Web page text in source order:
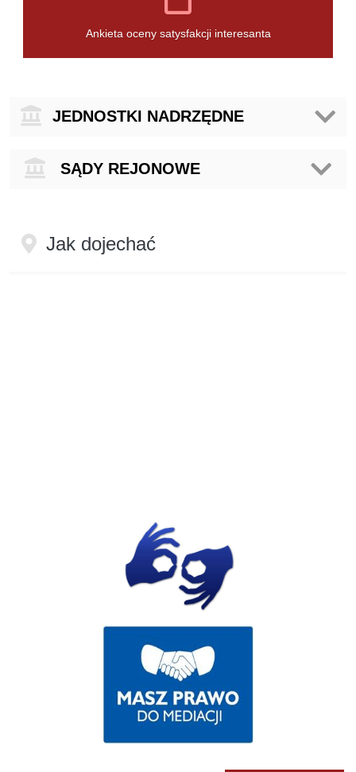
nowym
oknie
Ankieta oceny satysfakcji interesanta
Jednostki
JEDNOSTKI NADRZĘDNE
Sądy
SĄDY REJONOWE
Jak dojechać